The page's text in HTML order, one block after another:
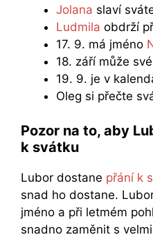
Jolana slaví
Ludmila obdrží
17. 9. má jméno
18. září může
19. 9. je v
Oleg si přečte
Pozor na to, aby
k svátku
Lubor dostane přání k
snad ho dostane.
jméno a při letmém
snadno zaměnit s